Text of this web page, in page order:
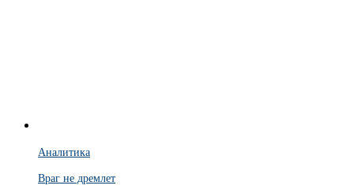
Аналитика
Враг не дремлет